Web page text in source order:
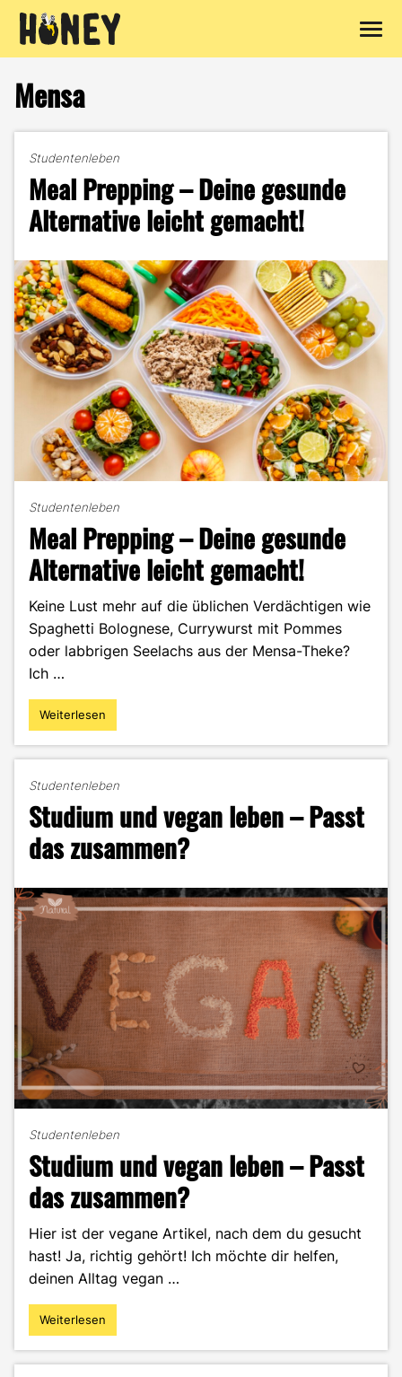
Inhalt
springen
Mensa
Studentenleben
Meal Prepping – Deine gesunde
Alternative leicht gemacht!
Studentenleben
Meal Prepping – Deine gesunde
Alternative leicht gemacht!
Keine Lust mehr auf die üblichen Verdächtigen wie
Spaghetti Bolognese, Currywurst mit Pommes
oder labbrigen Seelachs aus der Mensa-Theke?
Ich …
"Meal
Prepping
gesunde
Alternative
leicht
gemacht!"
Weiterlesen
Studentenleben
Studium und vegan leben – Passt
das zusammen?
Studentenleben
Studium und vegan leben – Passt
das zusammen?
Hier ist der vegane Artikel, nach dem du gesucht
hast! Ja, richtig gehört! Ich möchte dir helfen,
deinen Alltag vegan …
"Studium
und
Weiterlesen